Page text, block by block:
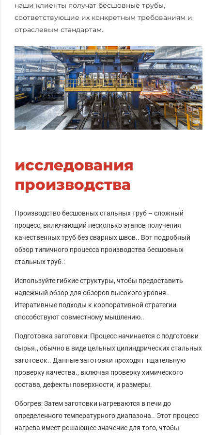
наши клиенты получат бесшовные трубы,
соответствующие их конкретным требованиям и
отраслевым стандартам..
исследования
производства
Производство бесшовных стальных труб – сложный
процесс, включающий несколько этапов получения
качественных труб без сварных швов.. Вот подробный
обзор типичного процесса производства бесшовных
стальных труб.:
Используйте гибкие структуры, чтобы предоставить
надежный обзор для обзоров высокого уровня..
Итеративные подходы к корпоративной стратегии
способствуют совместному мышлению..
Подготовка заготовки: Процесс начинается с подготовки
сырья., обычно в виде цельных цилиндрических стальных
заготовок.. Данные заготовки проходят тщательную
проверку качества., включая проверку химического
состава, дефекты поверхности, и размеры.
Обогрев: Затем заготовки нагреваются в печи до
определенного температурного диапазона.. Этот процесс
нагрева имеет решающее значение для того, чтобы